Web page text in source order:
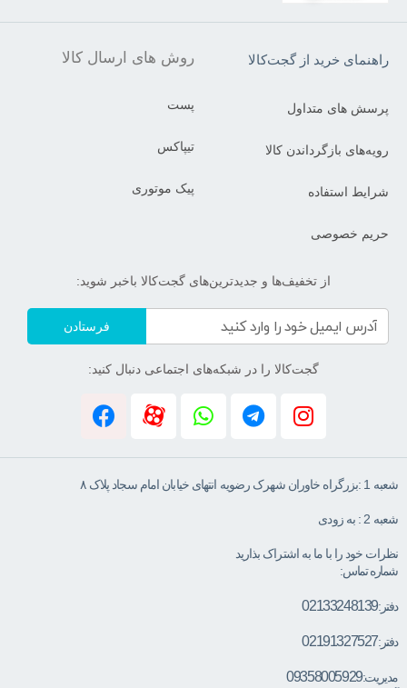
راهنمای خرید از گجت‌کالا
پرسش های متداول
رویه‌های بازگرداندن کالا
شرایط استفاده
حریم خصوصی
روش های ارسال کالا
پست
تیپاکس
پیک موتوری
از تخفیف‌ها و جدیدترین‌های گجت‌کالا باخبر شوید:
فرستادن
گجت‌کالا را در شبکه‌های اجتماعی دنبال کنید:
شعبه 1 :بزرگراه خاوران شهرک رضویه انتهای خیابان امام سجاد پلاک ۸
شعبه 2 : به زودی
نظرات خود را با ما به اشتراک بذارید
شماره تماس:
دفتر:02133248139
دفتر:02191327527
مدیریت:09358005929